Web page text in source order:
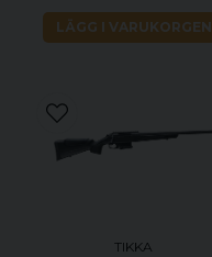
LÄGG I VARUKORGEN
TIKKA